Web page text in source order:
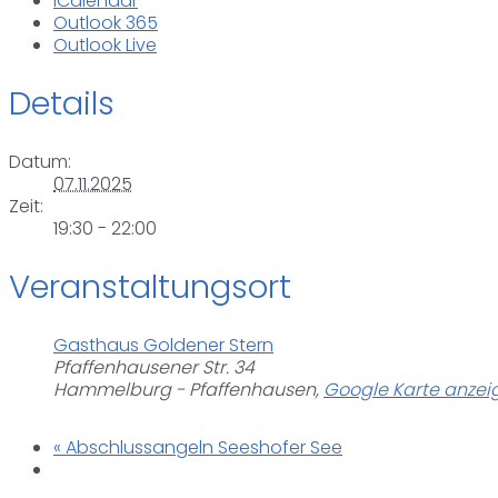
Outlook 365
Outlook Live
Details
Datum:
07.11.2025
Zeit:
19:30 - 22:00
Veranstaltungsort
Gasthaus Goldener Stern
Pfaffenhausener Str. 34
Hammelburg - Pfaffenhausen, Google Karte
« Abschlussangeln Seeshofer See